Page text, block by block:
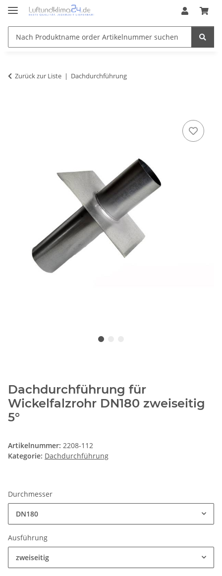
Zurück zur Liste Dachdurchführung
Dachdurchführung für
Wickelfalzrohr DN180 zweiseitig
5°
Artikelnummer: 2208-112
Kategorie: Dachdurchführung
Durchmesser
DN180
Ausführung
zweiseitig